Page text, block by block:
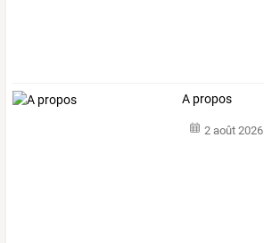
A propos
2 août 2026